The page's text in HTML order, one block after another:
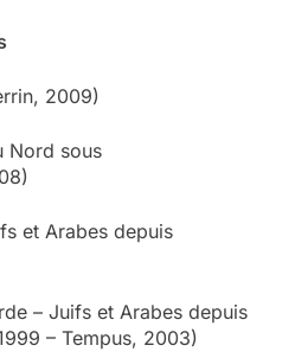
2009)
Nord sous
et Arabes depuis
– Juifs et Arabes depuis
– Tempus, 2003)